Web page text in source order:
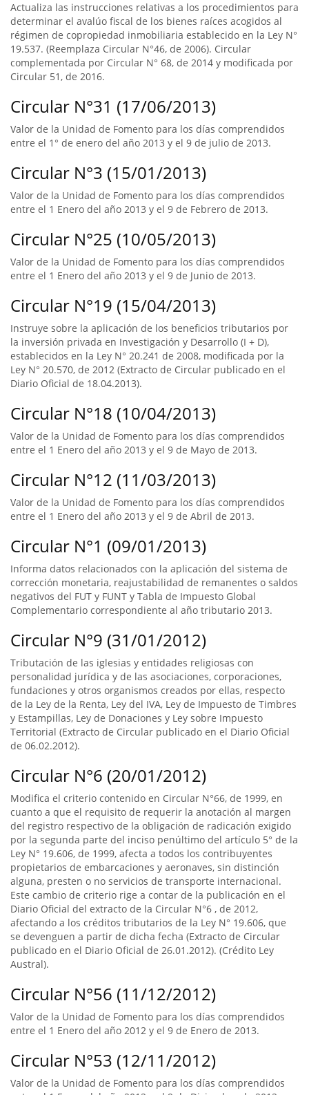
Actualiza las instrucciones relativas a los procedimientos para
determinar el avalúo fiscal de los bienes raíces acogidos al
régimen de copropiedad inmobiliaria establecido en la Ley N°
19.537. (Reemplaza Circular N°46, de 2006). Circular
complementada por Circular N° 68, de 2014 y modificada por
Circular 51, de 2016.
Circular N°31 (17/06/2013)
Valor de la Unidad de Fomento para los días comprendidos
entre el 1° de enero del año 2013 y el 9 de julio de 2013.
Circular N°3 (15/01/2013)
Valor de la Unidad de Fomento para los días comprendidos
entre el 1 Enero del año 2013 y el 9 de Febrero de 2013.
Circular N°25 (10/05/2013)
Valor de la Unidad de Fomento para los días comprendidos
entre el 1 Enero del año 2013 y el 9 de Junio de 2013.
Circular N°19 (15/04/2013)
Instruye sobre la aplicación de los beneficios tributarios por
la inversión privada en Investigación y Desarrollo (I + D),
establecidos en la Ley N° 20.241 de 2008, modificada por la
Ley N° 20.570, de 2012 (Extracto de Circular publicado en el
Diario Oficial de 18.04.2013).
Circular N°18 (10/04/2013)
Valor de la Unidad de Fomento para los días comprendidos
entre el 1 Enero del año 2013 y el 9 de Mayo de 2013.
Circular N°12 (11/03/2013)
Valor de la Unidad de Fomento para los días comprendidos
entre el 1 Enero del año 2013 y el 9 de Abril de 2013.
Circular N°1 (09/01/2013)
Informa datos relacionados con la aplicación del sistema de
corrección monetaria, reajustabilidad de remanentes o saldos
negativos del FUT y FUNT y Tabla de Impuesto Global
Complementario correspondiente al año tributario 2013.
Circular N°9 (31/01/2012)
Tributación de las iglesias y entidades religiosas con
personalidad jurídica y de las asociaciones, corporaciones,
fundaciones y otros organismos creados por ellas, respecto
de la Ley de la Renta, Ley del IVA, Ley de Impuesto de Timbres
y Estampillas, Ley de Donaciones y Ley sobre Impuesto
Territorial (Extracto de Circular publicado en el Diario Oficial
de 06.02.2012).
Circular N°6 (20/01/2012)
Modifica el criterio contenido en Circular N°66, de 1999, en
cuanto a que el requisito de requerir la anotación al margen
del registro respectivo de la obligación de radicación exigido
por la segunda parte del inciso penúltimo del artículo 5° de la
Ley N° 19.606, de 1999, afecta a todos los contribuyentes
propietarios de embarcaciones y aeronaves, sin distinción
alguna, presten o no servicios de transporte internacional.
Este cambio de criterio rige a contar de la publicación en el
Diario Oficial del extracto de la Circular N°6 , de 2012,
afectando a los créditos tributarios de la Ley N° 19.606, que
se devenguen a partir de dicha fecha (Extracto de Circular
publicado en el Diario Oficial de 26.01.2012). (Crédito Ley
Austral).
Circular N°56 (11/12/2012)
Valor de la Unidad de Fomento para los días comprendidos
entre el 1 Enero del año 2012 y el 9 de Enero de 2013.
Circular N°53 (12/11/2012)
Valor de la Unidad de Fomento para los días comprendidos